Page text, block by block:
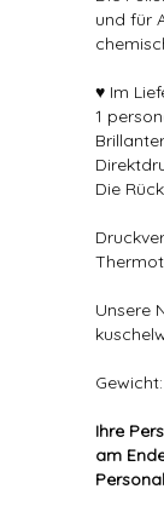
und für
♥ Im
1
Die
Unsere
Ihre
am